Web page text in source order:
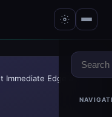
Découvrez comment Immediate Edge assure des profit...